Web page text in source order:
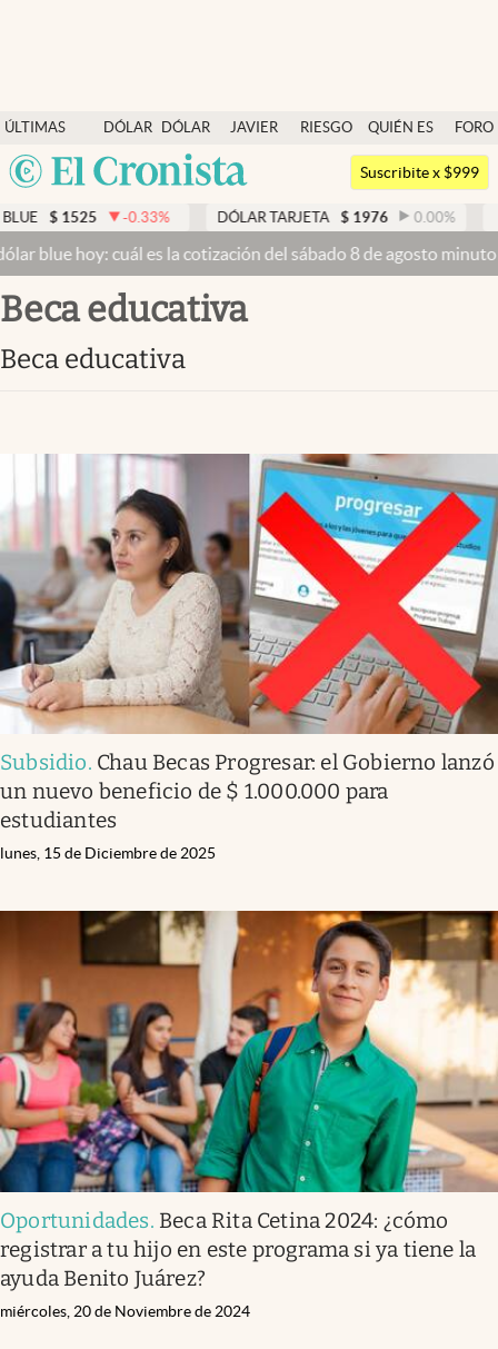
ÚLTIMAS
NOTICIAS
DÓLAR
DÓLAR
BLUE
JAVIER
RIESGO
QUIÉN ES
QUIÉN
FORO
Argentina
México
Dólar
Members
Economía y Política
Finanzas y Mercados
Mercados Online
Infotechnology
Clase
Clima
Mundial 2026
Eventos Corporativos
El Cronista Studio
Mediakit
abre en nueva pestaña
Argentina
Suscribite x $999
-0.33% DÓLAR TARJETA $ 1976 0.00% DÓLAR MEP
cuál es la cotización del sábado 8 de agosto minuto a minuto
Beca educativa
Beca educativa
Subsidio. Chau Becas Progresar: el Gobierno lanzó
un nuevo beneficio de $ 1.000.000 para
estudiantes
lunes, 15 de Diciembre de 2025
Oportunidades. Beca Rita Cetina 2024: ¿cómo
registrar a tu hijo en este programa si ya tiene la
ayuda Benito Juárez?
miércoles, 20 de Noviembre de 2024